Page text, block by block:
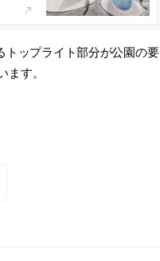
トップライト部分が公園の要
す。